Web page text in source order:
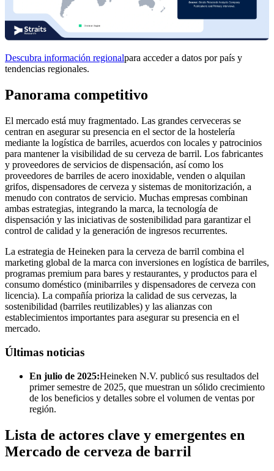
Descubra información regionalpara acceder a datos por país y
tendencias regionales.
Panorama competitivo
El mercado está muy fragmentado. Las grandes cerveceras se
centran en asegurar su presencia en el sector de la hostelería
mediante la logística de barriles, acuerdos con locales y patrocinios
para mantener la visibilidad de su cerveza de barril. Los fabricantes
y proveedores de servicios de dispensación, así como los
proveedores de barriles de acero inoxidable, venden o alquilan
grifos, dispensadores de cerveza y sistemas de monitorización, a
menudo con contratos de servicio. Muchas empresas combinan
ambas estrategias, integrando la marca, la tecnología de
dispensación y las iniciativas de sostenibilidad para garantizar el
control de calidad y la generación de ingresos recurrentes.
La estrategia de Heineken para la cerveza de barril combina el
marketing global de la marca con inversiones en logística de barriles,
programas premium para bares y restaurantes, y productos para el
consumo doméstico (minibarriles y dispensadores de cerveza con
licencia). La compañía prioriza la calidad de sus cervezas, la
sostenibilidad (barriles reutilizables) y las alianzas con
establecimientos importantes para asegurar su presencia en el
mercado.
Últimas noticias
En julio de 2025:Heineken N.V. publicó sus resultados del
primer semestre de 2025, que muestran un sólido crecimiento
de los beneficios y detalles sobre el volumen de ventas por
región.
Lista de actores clave y emergentes en
Mercado de cerveza de barril